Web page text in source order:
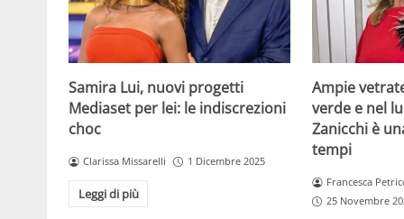
Samira Lui, nuovi progetti
Mediaset per lei: le indiscrezioni
choc
Clarissa Missarelli 1 Dicembre 2025
Leggi di più
Ampie
verde e nel
Zanicchi è
tempi
Francesca
25 Novembre